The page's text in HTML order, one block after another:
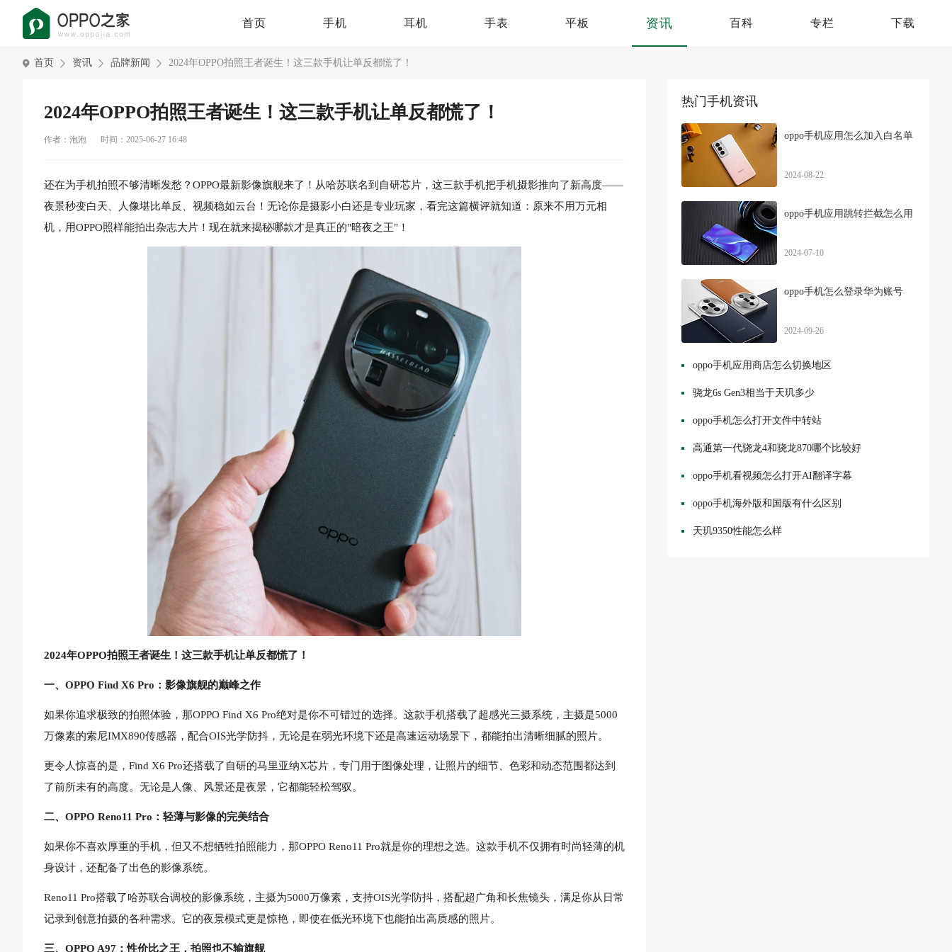
首页 手机 耳机 手表 平板 资讯 百科 专栏 下载
首页 资讯 品牌新闻 2024年OPPO拍照王者诞生！这三款手机让单反都慌了！
2024年OPPO拍照王者诞生！这三款手机让单反都慌了！
作者：泡泡 时间：2025-06-27 16:48
还在为手机拍照不够清晰发愁？OPPO最新影像旗舰来了！从哈苏联名到自研芯片，这三款手机把手机摄影推向了新高度——
夜景秒变白天、人像堪比单反、视频稳如云台！无论你是摄影小白还是专业玩家，看完这篇横评就知道：原来不用万元相
机，用OPPO照样能拍出杂志大片！现在就来揭秘哪款才是真正的"暗夜之王"！
2024年OPPO拍照王者诞生！这三款手机让单反都慌了！
一、OPPO Find X6 Pro：影像旗舰的巅峰之作
如果你追求极致的拍照体验，那OPPO Find X6 Pro绝对是你不可错过的选择。这款手机搭载了超感光三摄系统，主摄是5000
万像素的索尼IMX890传感器，配合OIS光学防抖，无论是在弱光环境下还是高速运动场景下，都能拍出清晰细腻的照片。
更令人惊喜的是，Find X6 Pro还搭载了自研的马里亚纳X芯片，专门用于图像处理，让照片的细节、色彩和动态范围都达到
了前所未有的高度。无论是人像、风景还是夜景，它都能轻松驾驭。
二、OPPO Reno11 Pro：轻薄与影像的完美结合
如果你不喜欢厚重的手机，但又不想牺牲拍照能力，那OPPO Reno11 Pro就是你的理想之选。这款手机不仅拥有时尚轻薄的机
身设计，还配备了出色的影像系统。
Reno11 Pro搭载了哈苏联合调校的影像系统，主摄为5000万像素，支持OIS光学防抖，搭配超广角和长焦镜头，满足你从日常
记录到创意拍摄的各种需求。它的夜景模式更是惊艳，即使在低光环境下也能拍出高质感的照片。
三、OPPO A97：性价比之王，拍照也不输旗舰
热门手机资讯
oppo手机应用怎么加入白名单
2024-08-22
oppo手机应用跳转拦截怎么用
2024-07-10
oppo手机怎么登录华为账号
2024-09-26
oppo手机应用商店怎么切换地区
骁龙6s Gen3相当于天玑多少
oppo手机怎么打开文件中转站
高通第一代骁龙4和骁龙870哪个比较好
oppo手机看视频怎么打开AI翻译字幕
oppo手机海外版和国版有什么区别
天玑9350性能怎么样